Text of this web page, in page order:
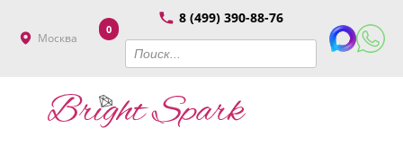
Москва
8 (499) 390-88-76
0